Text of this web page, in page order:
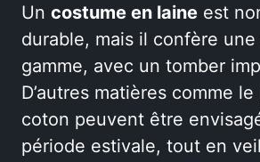
Un costume en laine est
durable, mais il confère
gamme, avec un tomber
D’autres matières comme
coton peuvent être
période estivale, tout en